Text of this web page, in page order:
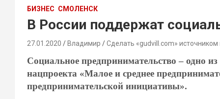
БИЗНЕС СМОЛЕНСК
В России поддержат
27.01.2020 Владимир Сделать «gudvill.com» источником
Социальное предпринимательство – одно
нацпроекта «Малое и среднее
предпринимательской инициативы».